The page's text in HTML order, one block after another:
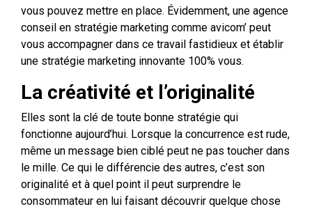
vous pouvez mettre en place. Évidemment, une agence
conseil en stratégie marketing comme avicom’ peut
vous accompagner dans ce travail fastidieux et établir
une stratégie marketing innovante 100% vous.
La créativité et l’originalité
Elles sont la clé de toute bonne stratégie qui
fonctionne aujourd’hui. Lorsque la concurrence est rude,
même un message bien ciblé peut ne pas toucher dans
le mille. Ce qui le différencie des autres, c’est son
originalité et à quel point il peut surprendre le
consommateur en lui faisant découvrir quelque chose